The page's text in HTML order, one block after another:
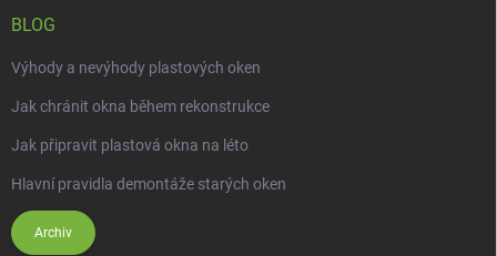
BLOG
Výhody a nevýhody plastových oken
Jak chránit okna během rekonstrukce
Jak připravit plastová okna na léto
Hlavní pravidla demontáže starých oken
Archiv